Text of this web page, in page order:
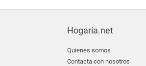
Hogaria.net
Quienes somos
Contacta con nosotros